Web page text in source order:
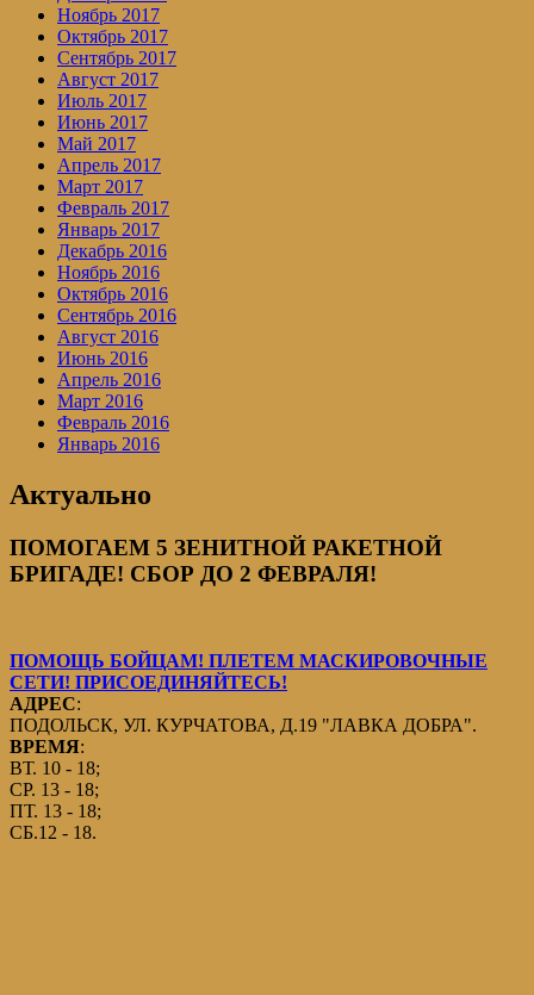
Ноябрь 2017
Октябрь 2017
Сентябрь 2017
Август 2017
Июль 2017
Июнь 2017
Май 2017
Апрель 2017
Март 2017
Февраль 2017
Январь 2017
Декабрь 2016
Ноябрь 2016
Октябрь 2016
Сентябрь 2016
Август 2016
Июнь 2016
Апрель 2016
Март 2016
Февраль 2016
Январь 2016
Актуально
ПОМОГАЕМ 5 ЗЕНИТНОЙ РАКЕТНОЙ
БРИГАДЕ! СБОР ДО 2 ФЕВРАЛЯ!
ПОМОЩЬ БОЙЦАМ! ПЛЕТЕМ МАСКИРОВОЧНЫЕ
СЕТИ! ПРИСОЕДИНЯЙТЕСЬ!
АДРЕС:
ПОДОЛЬСК, УЛ. КУРЧАТОВА, Д.19 "ЛАВКА ДОБРА".
ВРЕМЯ:
ВТ. 10 - 18;
СР. 13 - 18;
ПТ. 13 - 18;
СБ.12 - 18.